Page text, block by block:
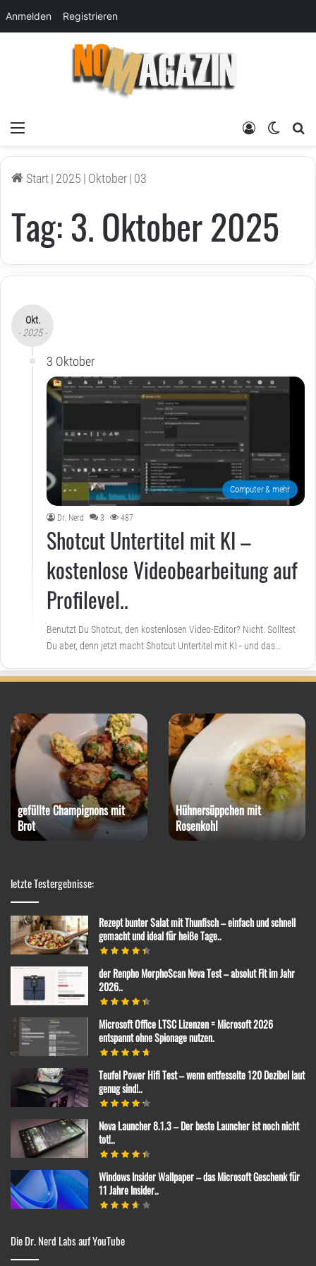
Anmelden Registrieren
Menü Skin
Anmelden
Start| 2025 | Oktober| 03
Tag:3. Oktober 2025
Okt.
- 2025 -
3 Oktober
Computer & mehr
Dr. Nerd 3 487
Shotcut Untertitel mit KI –
kostenlose Videobearbeitung auf
Profilevel..
Benutzt Du Shotcut, den kostenlosen Video-Editor? Nicht. Solltest
Du aber, denn jetzt macht Shotcut Untertitel mit KI - und das…
gefüllte Champignons mit
Brot
Hühnersüppchen mit
Rosenkohl
letzte Testergebnisse:
Rezept bunter Salat mit Thunfisch – einfach und schnell
gemacht und ideal für heiße Tage..
der Renpho MorphoScan Nova Test – absolut Fit im Jahr
2026..
Microsoft Office LTSC Lizenzen = Microsoft 2026
entspannt ohne Spionage nutzen.
Teufel Power Hifi Test – wenn entfesselte 120 Dezibel laut
genug sind!..
Nova Launcher 8.1.3 – Der beste Launcher ist noch nicht
tot!..
Windows Insider Wallpaper – das Microsoft Geschenk für
11 Jahre Insider..
Die Dr. Nerd Labs auf YouTube